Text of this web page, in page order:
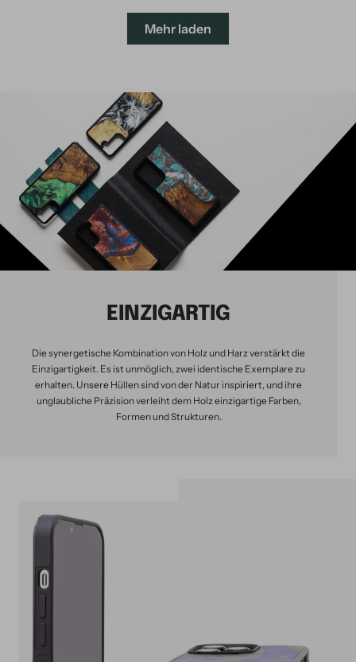
Mehr laden
EINZIGARTIG
Die synergetische Kombination von Holz und Harz verstärkt die
Einzigartigkeit. Es ist unmöglich, zwei identische Exemplare zu
erhalten. Unsere Hüllen sind von der Natur inspiriert, und ihre
unglaubliche Präzision verleiht dem Holz einzigartige Farben,
Formen und Strukturen.